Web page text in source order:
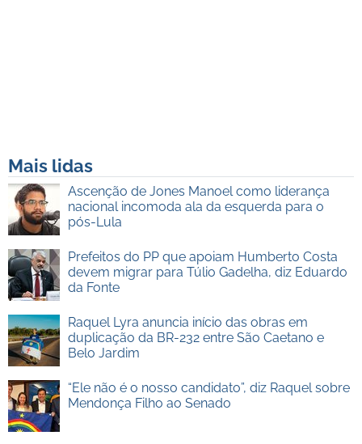
Mais lidas
Ascenção de Jones Manoel como liderança
nacional incomoda ala da esquerda para o
pós-Lula
Prefeitos do PP que apoiam Humberto Costa
devem migrar para Túlio Gadelha, diz Eduardo
da Fonte
Raquel Lyra anuncia início das obras em
duplicação da BR-232 entre São Caetano e
Belo Jardim
“Ele não é o nosso candidato”, diz Raquel sobre
Mendonça Filho ao Senado